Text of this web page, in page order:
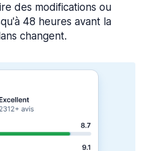
des modifications ou
48 heures avant la
changent.